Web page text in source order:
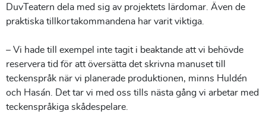
DuvTeatern dela med sig av projektets lärdomar. Även de
praktiska tillkortakommandena har varit viktiga.
– Vi hade till exempel inte tagit i beaktande att vi behövde
reservera tid för att översätta det skrivna manuset till
teckenspråk när vi planerade produktionen, minns Huldén
och Hasán. Det tar vi med oss tills nästa gång vi arbetar med
teckenspråkiga skådespelare.